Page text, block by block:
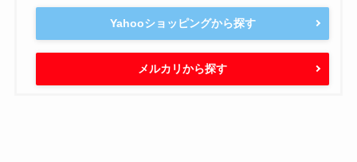
Yahooショッピングから探す
メルカリから探す